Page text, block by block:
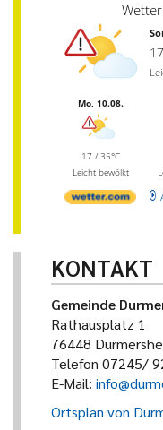
Mo, 10.08.
17 / 35°C
Leicht bewölkt
KONTAKT
Gemeinde
Rathausplatz 1
76448
Telefon 07245/
E-Mail:
Ortsplan von